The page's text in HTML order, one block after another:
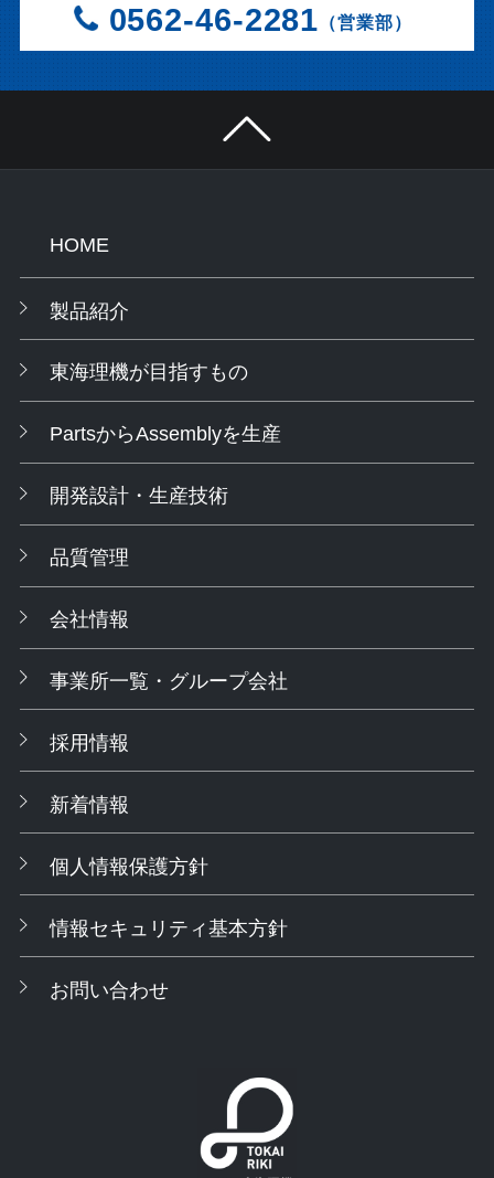
0562-46-2281 （営業部）
HOME
製品紹介
東海理機が目指すもの
PartsからAssemblyを生産
開発設計・生産技術
品質管理
会社情報
事業所一覧・グループ会社
採用情報
新着情報
個人情報保護方針
情報セキュリティ基本方針
お問い合わせ